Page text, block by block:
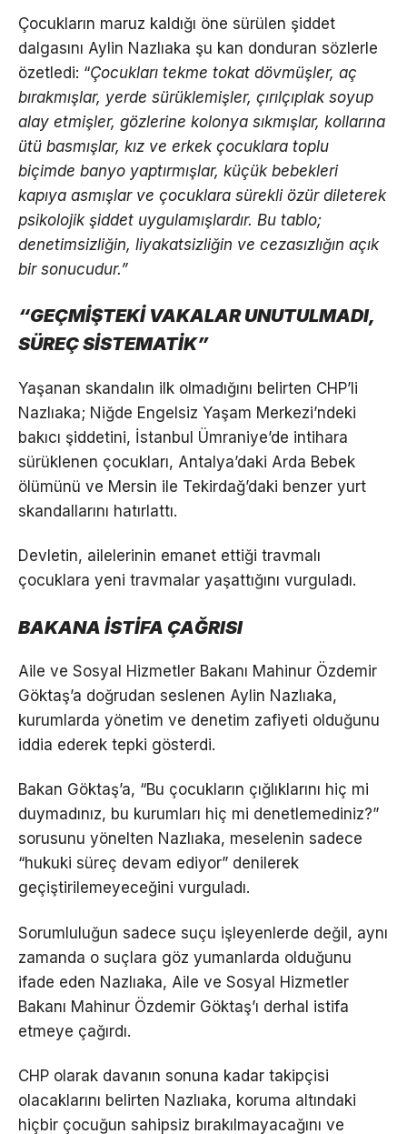
Çocukların maruz kaldığı öne sürülen şiddet
dalgasını Aylin Nazlıaka şu kan donduran sözlerle
özetledi: “Çocukları tekme tokat dövmüşler, aç
bırakmışlar, yerde sürüklemişler, çırılçıplak soyup
alay etmişler, gözlerine kolonya sıkmışlar, kollarına
ütü basmışlar, kız ve erkek çocuklara toplu
biçimde banyo yaptırmışlar, küçük bebekleri
kapıya asmışlar ve çocuklara sürekli özür dileterek
psikolojik şiddet uygulamışlardır. Bu tablo;
denetimsizliğin, liyakatsizliğin ve cezasızlığın açık
bir sonucudur.”
“GEÇMİŞTEKİ VAKALAR UNUTULMADI,
SÜREÇ SİSTEMATİK”
Yaşanan skandalın ilk olmadığını belirten CHP’li
Nazlıaka; Niğde Engelsiz Yaşam Merkezi’ndeki
bakıcı şiddetini, İstanbul Ümraniye’de intihara
sürüklenen çocukları, Antalya’daki Arda Bebek
ölümünü ve Mersin ile Tekirdağ’daki benzer yurt
skandallarını hatırlattı.
Devletin, ailelerinin emanet ettiği travmalı
çocuklara yeni travmalar yaşattığını vurguladı.
BAKANA İSTİFA ÇAĞRISI
Aile ve Sosyal Hizmetler Bakanı Mahinur Özdemir
Göktaş’a doğrudan seslenen Aylin Nazlıaka,
kurumlarda yönetim ve denetim zafiyeti olduğunu
iddia ederek tepki gösterdi.
Bakan Göktaş’a, “Bu çocukların çığlıklarını hiç mi
duymadınız, bu kurumları hiç mi denetlemediniz?”
sorusunu yönelten Nazlıaka, meselenin sadece
“hukuki süreç devam ediyor” denilerek
geçiştirilemeyeceğini vurguladı.
Sorumluluğun sadece suçu işleyenlerde değil, aynı
zamanda o suçlara göz yumanlarda olduğunu
ifade eden Nazlıaka, Aile ve Sosyal Hizmetler
Bakanı Mahinur Özdemir Göktaş’ı derhal istifa
etmeye çağırdı.
CHP olarak davanın sonuna kadar takipçisi
olacaklarını belirten Nazlıaka, koruma altındaki
hiçbir çocuğun sahipsiz bırakılmayacağını ve